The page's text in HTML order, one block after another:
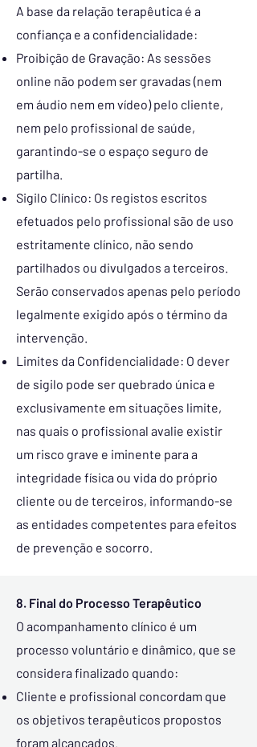
A base da relação terapêutica é a
confiança e a confidencialidade:
Proibição de Gravação: As sessões
online não podem ser gravadas (nem
em áudio nem em vídeo) pelo cliente,
nem pelo profissional de saúde,
garantindo-se o espaço seguro de
partilha.
Sigilo Clínico: Os registos escritos
efetuados pelo profissional são de uso
estritamente clínico, não sendo
partilhados ou divulgados a terceiros.
Serão conservados apenas pelo período
legalmente exigido após o término da
intervenção.
Limites da Confidencialidade: O dever
de sigilo pode ser quebrado única e
exclusivamente em situações limite,
nas quais o profissional avalie existir
um risco grave e iminente para a
integridade física ou vida do próprio
cliente ou de terceiros, informando-se
as entidades competentes para efeitos
de prevenção e socorro.
8. Final do Processo Terapêutico
O acompanhamento clínico é um
processo voluntário e dinâmico, que se
considera finalizado quando:
Cliente e profissional concordam que
os objetivos terapêuticos propostos
foram alcançados.